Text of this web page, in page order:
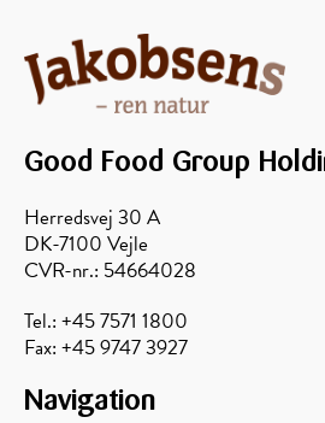
Good Food Group
Herredsvej 30 A
DK-7100 Vejle
CVR-nr.: 54664028
Tel.: +45 7571 1800
Fax: +45 9747 3927
Navigation